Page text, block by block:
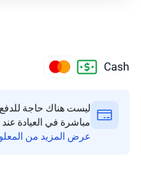
ليست هناك حاجة
مباشرة في العيادة
عرض المزيد من